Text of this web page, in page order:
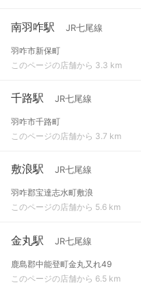
南羽咋駅 JR七尾線
羽咋市新保町
このページの店舗から 3.3 km
千路駅 JR七尾線
羽咋市千路町
このページの店舗から 3.7 km
敷浪駅 JR七尾線
羽咋郡宝達志水町敷浪
このページの店舗から 5.6 km
金丸駅 JR七尾線
鹿島郡中能登町金丸又れ49
このページの店舗から 6.5 km